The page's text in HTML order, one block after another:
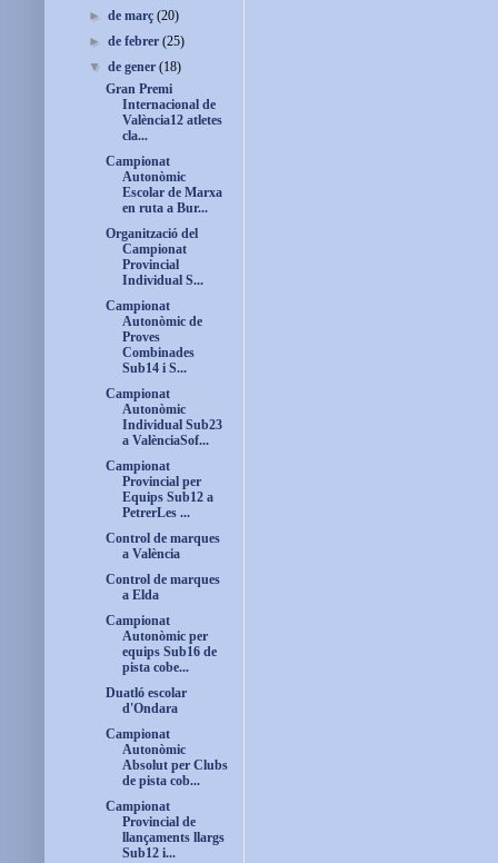
►de març(20)
►de febrer(25)
▼de gener(18)
Gran Premi
Internacional de
València12 atletes
cla...
Campionat
Autonòmic
Escolar de Marxa
en ruta a Bur...
Organització del
Campionat
Provincial
Individual S...
Campionat
Autonòmic de
Proves
Combinades
Sub14 i S...
Campionat
Autonòmic
Individual Sub23
a ValènciaSof...
Campionat
Provincial per
Equips Sub12 a
PetrerLes ...
Control de marques
a València
Control de marques
a Elda
Campionat
Autonòmic per
equips Sub16 de
pista cobe...
Duatló escolar
d'Ondara
Campionat
Autonòmic
Absolut per Clubs
de pista cob...
Campionat
Provincial de
llançaments llargs
Sub12 i...